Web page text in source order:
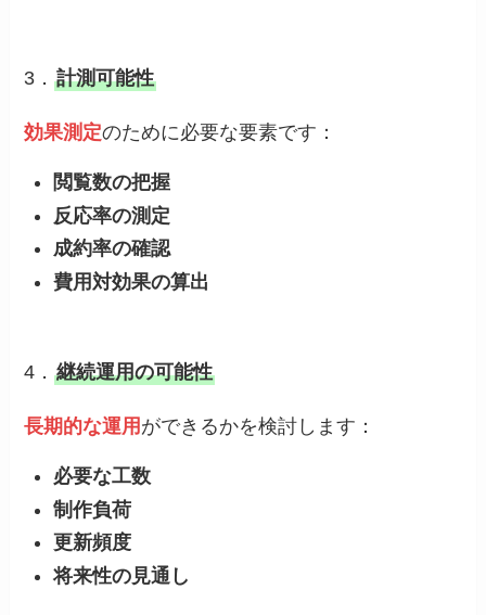
3．計測可能性
効果測定のために必要な要素です：
閲覧数の把握
反応率の測定
成約率の確認
費用対効果の算出
4．継続運用の可能性
長期的な運用 ができるかを検討します：
必要な工数
制作負荷
更新頻度
将来性の見通し